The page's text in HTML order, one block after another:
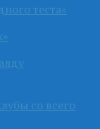
теста»
со всего